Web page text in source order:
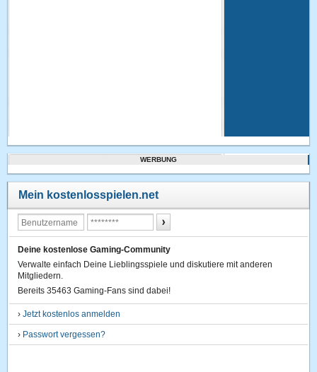
WERBUNG
Mein kostenlosspielen.net
Deine kostenlose Gaming-Community
Verwalte einfach Deine Lieblingsspiele und diskutiere mit anderen
Mitgliedern.
Bereits 35463 Gaming-Fans sind dabei!
›Jetzt kostenlos anmelden
› Passwort vergessen?